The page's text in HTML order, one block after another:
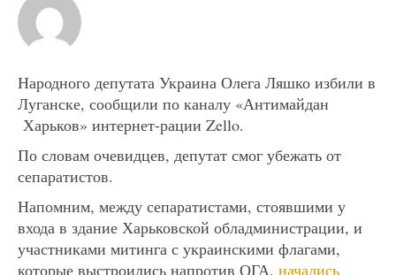
Народного депутата Украина Олега Ляшко избили в
Луганске, сообщили по каналу «Антимайдан
Харьков» интернет-рации Zello.
По словам очевидцев, депутат смог убежать от
сепаратистов.
Напомним, между сепаратистами, стоявшими у
входа в здание Харьковской обладминистрации, и
участниками митинга с украинскими флагами,
которые выстроились напротив ОГА, начались